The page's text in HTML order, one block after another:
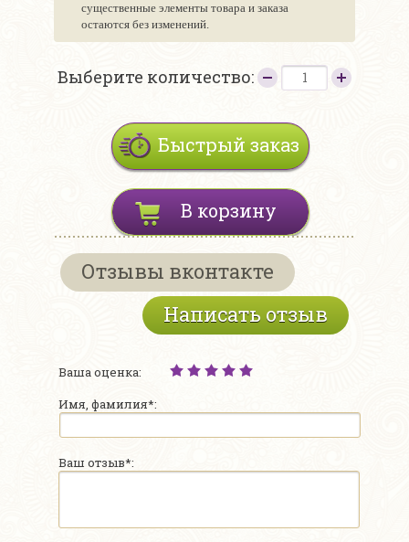
существенные элементы товара и заказа
остаются без изменений.
Выберите количество:
Быстрый заказ
В корзину
Отзывы вконтакте
Написать отзыв
Ваша оценка:
Имя, фамилия*:
Ваш отзыв*: